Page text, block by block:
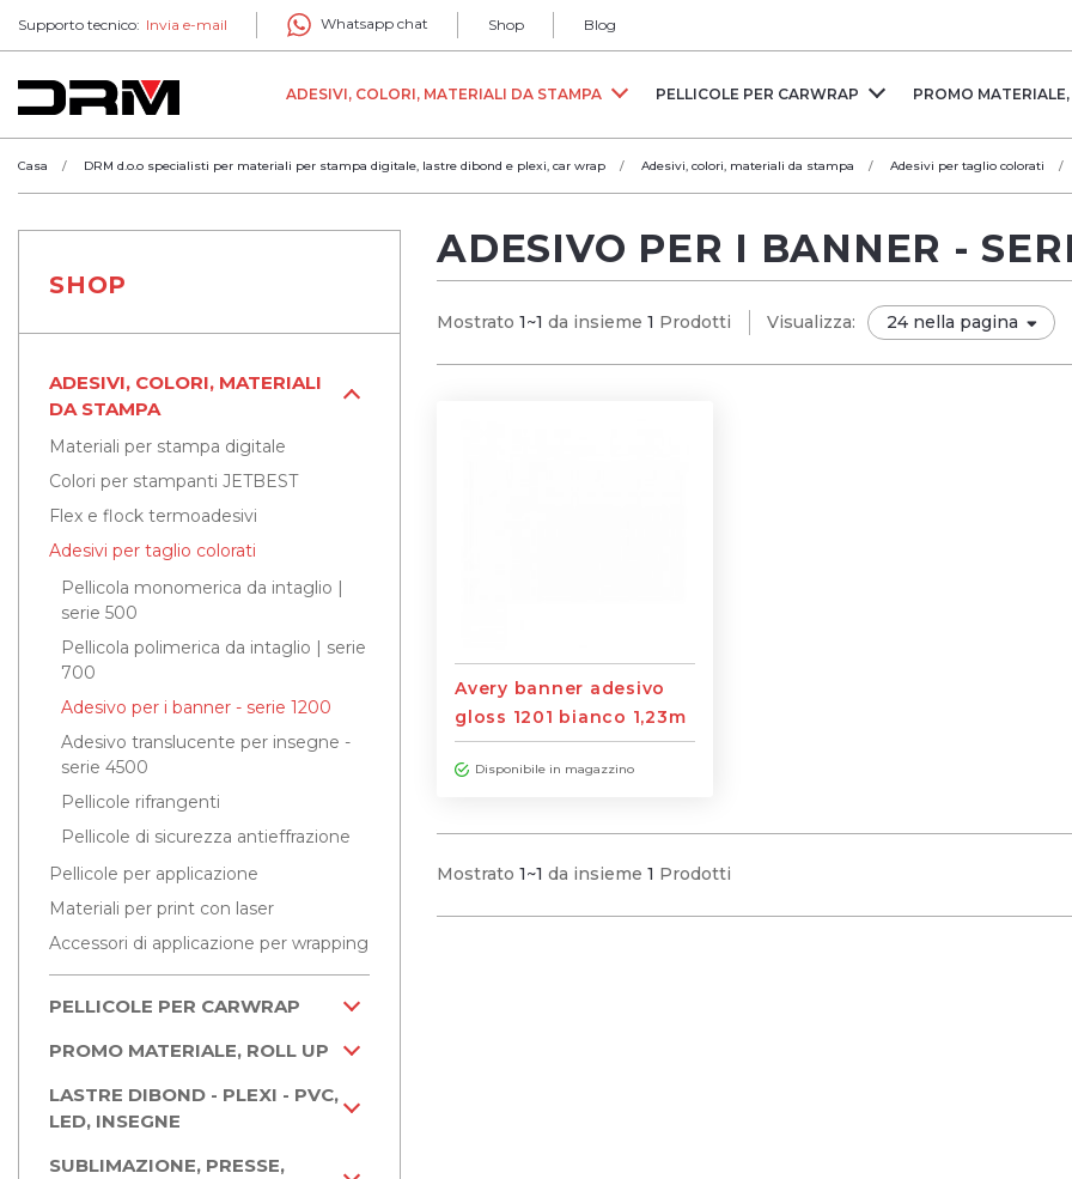
Supporto tecnico: Invia e-mail Whatsapp chat Shop Blog
ADESIVI, COLORI, MATERIALI DA STAMPA PELLICOLE PER CARWRAP PROMO
Casa DRM d.o.o specialisti per materiali per stampa digitale, lastre dibond e plexi, car wrap Adesivi, colori, materiali da stampa Adesivi per taglio colorati
SHOP
ADESIVI, COLORI, MATERIALI
DA STAMPA
Materiali per stampa digitale
Colori per stampanti JETBEST
Flex e flock termoadesivi
Adesivi per taglio colorati
Pellicola monomerica da intaglio |
serie 500
Pellicola polimerica da intaglio | serie
700
Adesivo per i banner - serie 1200
Adesivo translucente per insegne -
serie 4500
Pellicole rifrangenti
Pellicole di sicurezza antieffrazione
Pellicole per applicazione
Materiali per print con laser
Accessori di applicazione per wrapping
PELLICOLE PER CARWRAP
PROMO MATERIALE, ROLL UP
LASTRE DIBOND - PLEXI - PVC,
LED, INSEGNE
SUBLIMAZIONE, PRESSE,
ADESIVO PER I BANNER -
Mostrato 1~1 da insieme 1 Prodotti Visualizza:
Avery banner adesivo
gloss 1201 bianco 1,23m
Disponibile in magazzino
Mostrato 1~1 da insieme 1 Prodotti